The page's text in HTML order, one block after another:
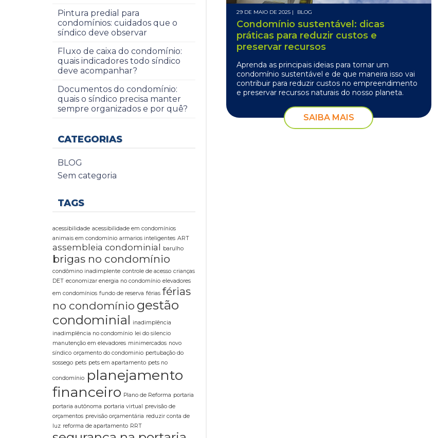
29 DE MAIO DE 2025 | BLOG
Condomínio sustentável: dicas
práticas para reduzir custos e
preservar recursos
Aprenda as principais ideias para tornar um
condomínio sustentável e de que maneira isso vai
contribuir para reduzir custos no empreendimento
e preservar recursos naturais do nosso planeta.
SAIBA MAIS
Pintura predial para
condomínios: cuidados que o
síndico deve observar
Fluxo de caixa do condomínio:
quais indicadores todo síndico
deve acompanhar?
Documentos do condomínio:
quais o síndico precisa manter
sempre organizados e por quê?
CATEGORIAS
BLOG
Sem categoria
TAGS
acessibilidade acessibilidade em condomínios
animais em condomínio armarios inteligentes ART
assembleia condominial barulho
brigas no condomínio
condômino inadimplente controle de acesso crianças
DET economizar energia no condomínio elevadores
em condomínios fundo de reserva férias férias
no condomínio gestão
condominial inadimplência
inadimplência no condomínio lei do silencio
manutenção em elevadores minimercados novo
síndico orçamento do condominio pertubação do
sossego pets pets em apartamento pets no
condomínio planejamento
financeiro Plano de Reforma portaria
portaria autônoma portaria virtual previsão de
orçamentos previsão orçamentária reduzir conta de
luz reforma de apartamento RRT